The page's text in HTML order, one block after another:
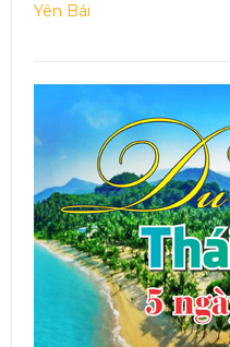
Yên Bái